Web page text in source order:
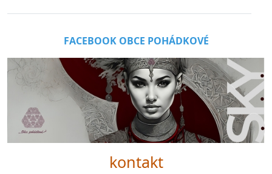
FACEBOOK OBCE POHÁDKOVÉ
kontakt